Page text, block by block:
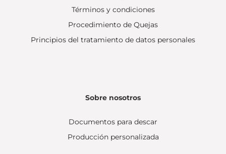
Términos y condiciones
Procedimiento de Quejas
Principios del tratamiento de datos personales
Sobre nosotros
Documentos para descar
Producción personalizada